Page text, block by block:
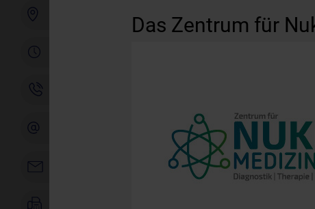
Schwachhauser Heerstraße 54, 28209 Bremen
info@nuklearmedizin-bremen.de
Das Zentrum für